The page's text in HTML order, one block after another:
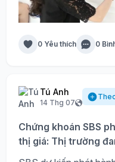
0 Yêu thích 0
Tú Anh
14 Thg 07
Chứng khoán SBS
thị giá: Thị trường